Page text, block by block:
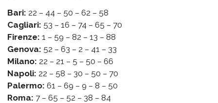
Bari: 22 – 44 – 50 – 62 – 58
Cagliari: 53 – 16 – 74 – 65 – 70
Firenze: 1 – 59 – 82 – 13 – 88
Genova: 52 – 63 – 2 – 41 – 33
Milano: 22 – 21 – 5 – 50 – 66
Napoli: 22 – 58 – 30 – 50 – 70
Palermo: 61 – 69 – 9 – 8 – 50
Roma: 7 – 65 – 52 – 38 – 84